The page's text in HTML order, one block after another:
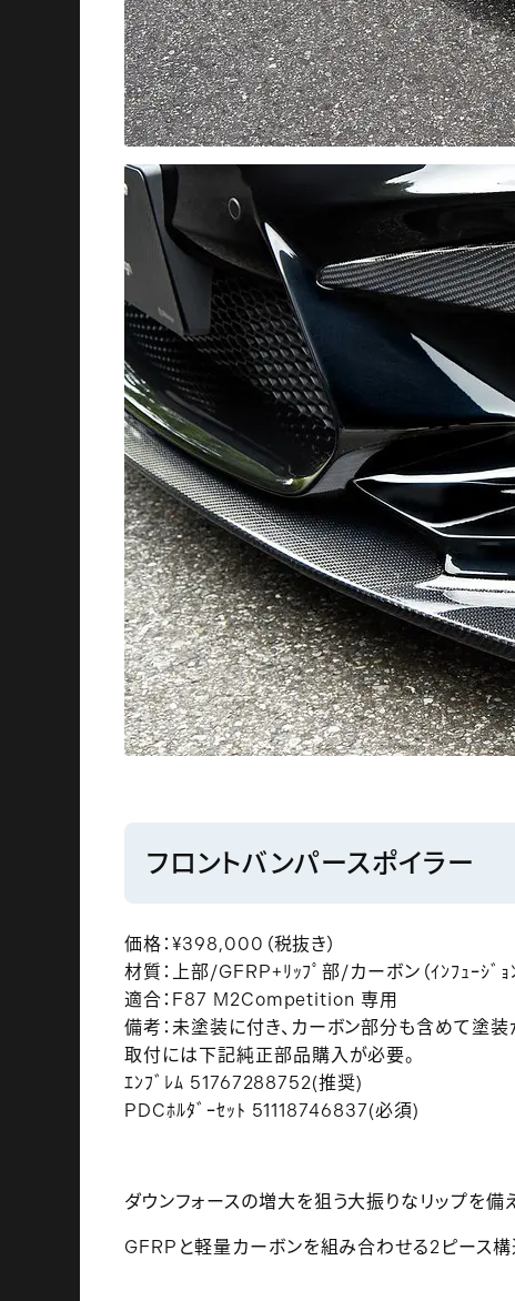
フロントバンパースポイラー
価格：¥398,000（税抜き）
材質：上部/GFRP+ﾘｯﾌﾟ部/カーボン（ｲﾝﾌｭｰｼﾞｮﾝ
適合：F87 M2Competition 専用
備考：未塗装に付き、カーボン部分も含めて塗装
取付には下記純正部品購入が必要。
ｴﾝﾌﾞﾚﾑ 51767288752(推奨)
PDCﾎﾙﾀﾞｰｾｯﾄ 51118746837(必須)
ダウンフォースの増大を狙う大振りなリップを備
GFRPと軽量カーボンを組み合わせる2ピース構